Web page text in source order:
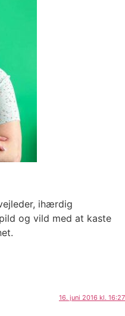
ihærdig
og vild med at kaste
16. juni 2016 kl. 16:27